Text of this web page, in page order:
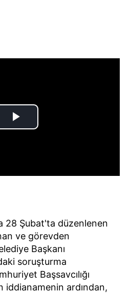
28 Şubat'ta düzenlenen
ve görevden
Başkanı
soruşturma
Başsavcılığı
iddianamenin ardından,